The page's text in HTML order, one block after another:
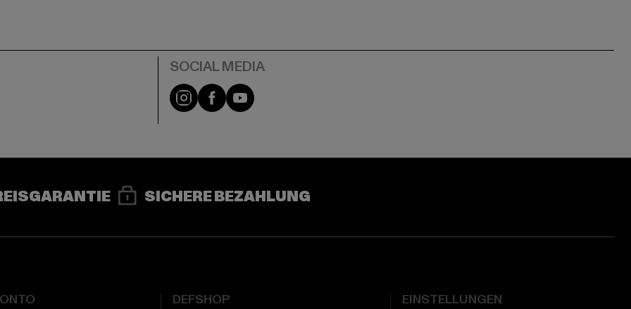
Instagram
FacebookYouTube
SICHERE BEZAHLUNG
DEFSHOP EINSTELLUNGEN